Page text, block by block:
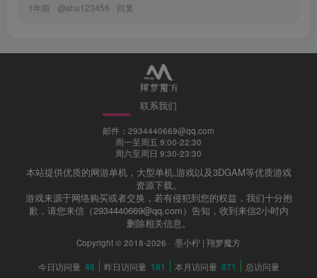
1年前 @shu123456 回复
联系我们
邮件：2934440669@qq.com
周一至周五 9:00-22:30
周六至周日 9:30-23:30
本站提供优质的网游单机，大型单机,游戏以及3DGAM等优质游戏
资源下载。
游戏来源于网络购买或者交换，若有侵犯到您的权益，我们十分抱
歉，请您来信（2934440669@qq.com）告知，收到来信2小时内
删除相关信息。
Copyright © 2018-2026 · 墨小柠 | 翔梦魔方
今日访问量 48 昨日访问量 181 本月访问量 871 总访问量